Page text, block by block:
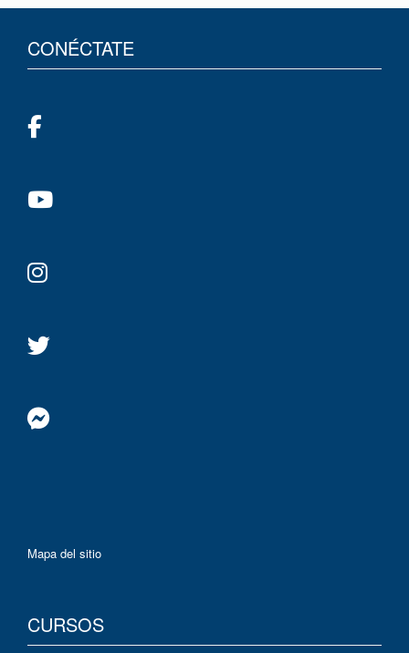
CONÉCTATE
Mapa del sitio
CURSOS